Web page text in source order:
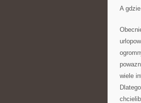
A
wiele